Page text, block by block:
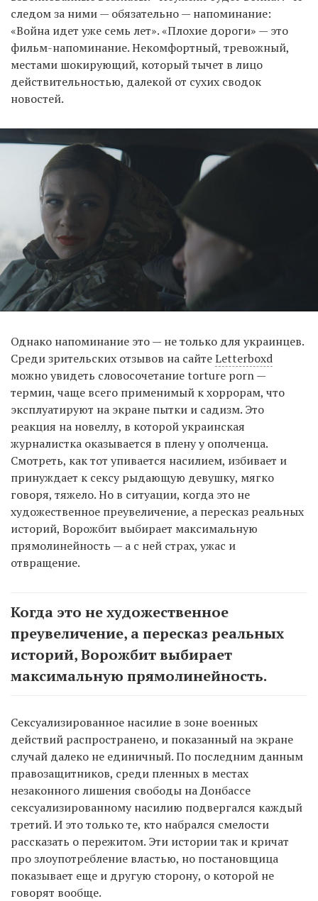
следом за ними — обязательно — напоминание:
«Война идет уже семь лет». «Плохие дороги» — это
фильм-напоминание. Некомфортный, тревожный,
местами шокирующий, который тычет в лицо
действительностью, далекой от сухих сводок
новостей.
Однако напоминание это — не только для украинцев.
Среди зрительских отзывов на сайтеLetterboxd
можно увидеть словосочетание torture porn —
термин, чаще всего применимый к хоррорам, что
эксплуатируют на экране пытки и садизм. Это
реакция на новеллу, в которой украинская
журналистка оказывается в плену у ополченца.
Смотреть, как тот упивается насилием, избивает и
принуждает к сексу рыдающую девушку, мягко
говоря, тяжело. Но в ситуации, когда это не
художественное преувеличение, а пересказ реальных
историй, Ворожбит выбирает максимальную
прямолинейность — а с ней страх, ужас и
отвращение.
Когда это не художественное
преувеличение, а пересказ реальных
историй, Ворожбит выбирает
максимальную прямолинейность.
Сексуализированное насилие в зоне военных
действий распространено, и показанный на экране
случай далеко не единичный. По последним данным
правозащитников, среди пленных в местах
незаконного лишения свободы на Донбассе
сексуализированному насилию подвергался каждый
третий. И это только те, кто набрался смелости
рассказать о пережитом. Эти истории так и кричат
про злоупотребление властью, но постановщица
показывает еще и другую сторону, о которой не
говорят вообще.